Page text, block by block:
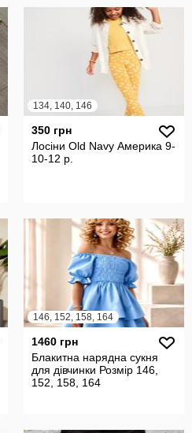
134, 140, 146
350 грн
Лосіни Old Navy Америка 9-
10-12 р.
146, 152, 158, 164
1460 грн
Блакитна нарядна сукня
для дівчинки Розмір 146,
152, 158, 164